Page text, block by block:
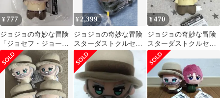
¥ 777
ジョジョの奇妙な冒険
「ジョセフ・ジョース
ター」ちびぐるみ
¥ 2,399
ジョジョの奇妙な冒険
スターダストクルセイ
ダース ちびぐるみ 花京
院典明
¥470
ジョジョの奇妙な冒険
スターダストクルセイ
ダース ちびぐるみ